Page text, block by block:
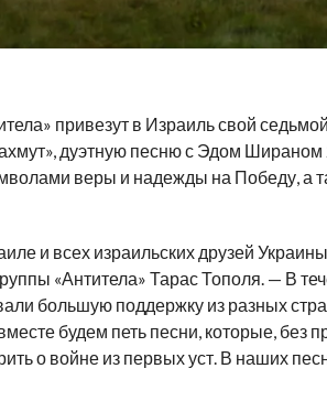
привезут в Израиль свой
дуэтную песню с Эдом Шираном
веры и надежды на Победу, а
и всех израильских друзей
«Антитела» Тарас Тополя. — В
большую поддержку из разных
будем петь песни, которые, без
о войне из первых уст. В наших